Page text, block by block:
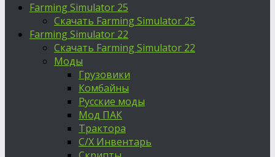
Farming Simulator 25
Скачать Farming Simulator 25
Farming Simulator 22
Скачать Farming Simulator 22
Моды
Грузовики
Комбайны
Русские моды
Мод ПАК
Трактора
С/Х Инвентарь